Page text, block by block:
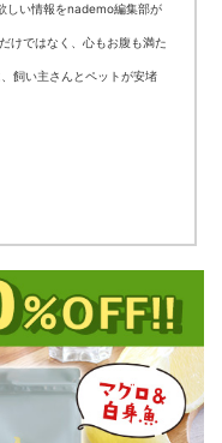
しい情報をnademo編集部が
けではなく、心もお腹も満た
飼い主さんとペットが安堵